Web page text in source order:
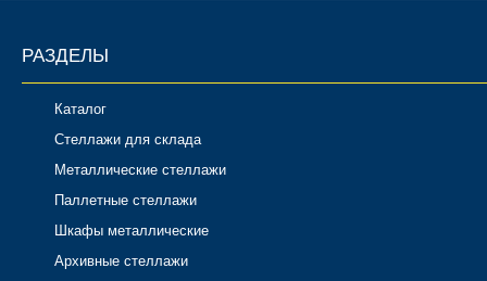
РАЗДЕЛЫ
Каталог
Стеллажи для склада
Металлические стеллажи
Паллетные стеллажи
Шкафы металлические
Архивные стеллажи